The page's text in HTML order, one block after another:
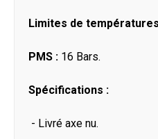
Limites de
PMS : 16 Bars.
Spécifications :
- Livré axe nu.